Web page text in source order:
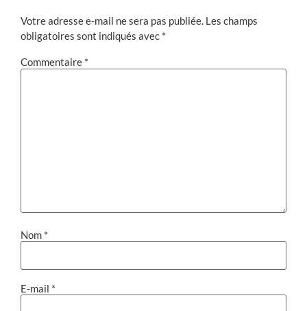
Votre adresse e-mail ne sera pas publiée. Les champs
obligatoires sont indiqués avec *
Commentaire *
Nom *
E-mail *